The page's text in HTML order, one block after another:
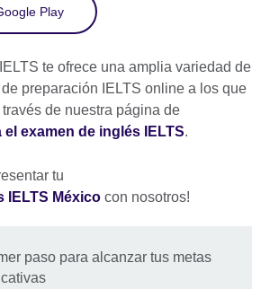
Play
te ofrece una amplia variedad de
preparación IELTS online a los que
de nuestra página de
examen de inglés IELTS.
tu
IELTS México con nosotros!
paso para alcanzar tus metas